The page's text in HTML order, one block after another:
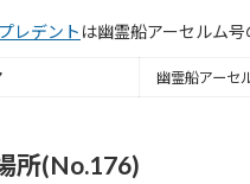
プレデント は幽霊船アーセルム号
幽霊船アーセ
所(No.176)